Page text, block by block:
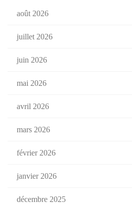
août 2026
juillet 2026
juin 2026
mai 2026
avril 2026
mars 2026
février 2026
janvier 2026
décembre 2025